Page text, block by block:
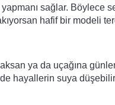
sağlar. Böylece
hafif bir modeli
ya da uçağına
hayallerin suya